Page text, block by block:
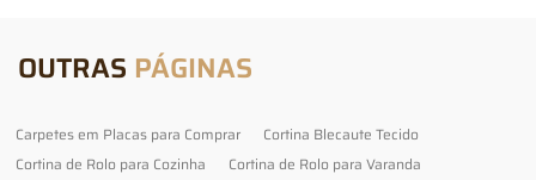
OUTRAS PÁGINAS
Carpetes em Placas para Comprar
Cortina Blecaute Tecido
Cortina de Rolo para Cozinha
Cortina de Rolo para Varanda